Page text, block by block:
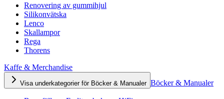
Renovering av gummihjul
Silikonvätska
Lenco
Skallampor
Rega
Thorens
Kaffe & Merchandise
Visa underkategorier för Böcker & Manualer Böcker & Manualer